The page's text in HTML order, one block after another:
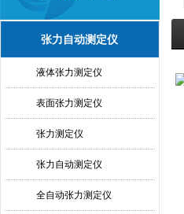
张力自动测定仪
液体张力测定仪
表面张力测定仪
张力测定仪
张力自动测定仪
全自动张力测定仪